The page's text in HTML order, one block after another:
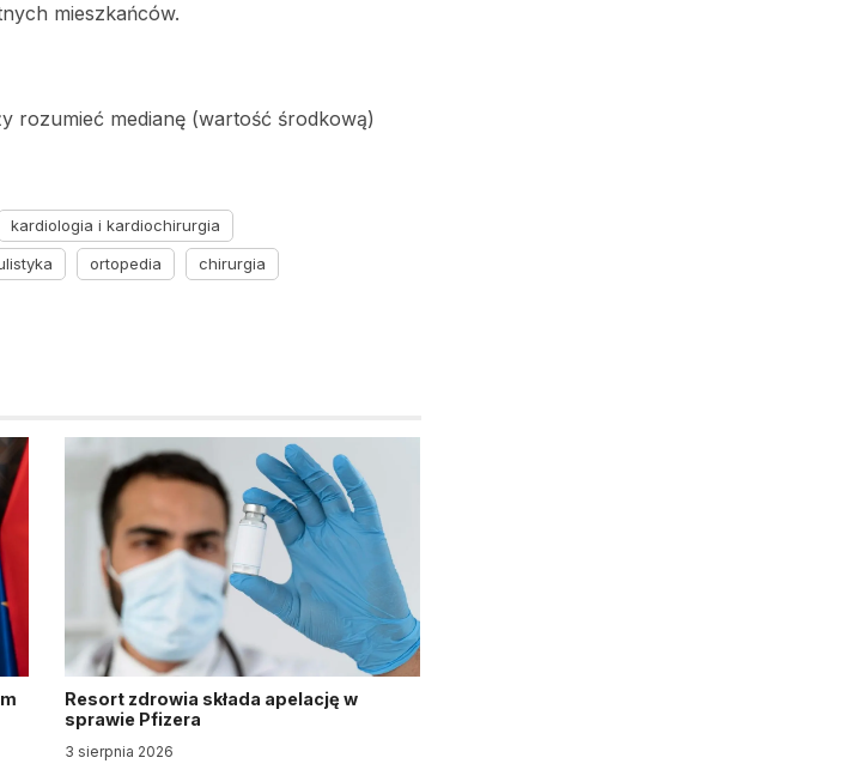
mieszkańców.
rozumieć medianę (wartość środkową)
kardiologia i kardiochirurgia
ortopedia
chirurgia
Resort zdrowia składa apelację w
sprawie Pfizera
3 sierpnia 2026